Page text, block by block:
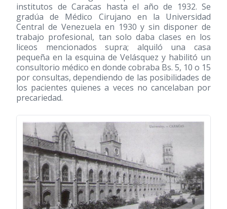
institutos de Caracas hasta el año de 1932. Se
gradúa de Médico Cirujano en la Universidad
Central de Venezuela en 1930 y sin disponer de
trabajo profesional, tan solo daba clases en los
liceos mencionados supra; alquiló una casa
pequeña en la esquina de Velásquez y habilitó un
consultorio médico en donde cobraba Bs. 5, 10 o 15
por consultas, dependiendo de las posibilidades de
los pacientes quienes a veces no cancelaban por
precariedad.